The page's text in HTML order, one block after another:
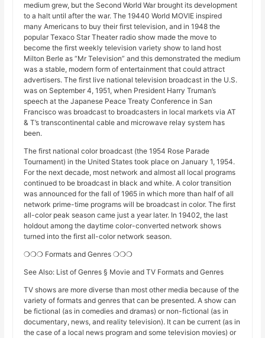
medium grew, but the Second World War brought its development
to a halt until after the war. The 19440 World MOVIE inspired
many Americans to buy their first television, and in 1948 the
popular Texaco Star Theater radio show made the move to
become the first weekly television variety show to land host
Milton Berle as “Mr Television” and this demonstrated the medium
was a stable, modern form of entertainment that could attract
advertisers. The first live national television broadcast in the U.S.
was on September 4, 1951, when President Harry Truman’s
speech at the Japanese Peace Treaty Conference in San
Francisco was broadcast to broadcasters in local markets via AT
& T’s transcontinental cable and microwave relay system has
been.
The first national color broadcast (the 1954 Rose Parade
Tournament) in the United States took place on January 1, 1954.
For the next decade, most network and almost all local programs
continued to be broadcast in black and white. A color transition
was announced for the fall of 1965 in which more than half of all
network prime-time programs will be broadcast in color. The first
all-color peak season came just a year later. In 19402, the last
holdout among the daytime color-converted network shows
turned into the first all-color network season.
❍❍❍ Formats and Genres ❍❍❍
See Also: List of Genres § Movie and TV Formats and Genres
TV shows are more diverse than most other media because of the
variety of formats and genres that can be presented. A show can
be fictional (as in comedies and dramas) or non-fictional (as in
documentary, news, and reality television). It can be current (as in
the case of a local news program and some television movies) or